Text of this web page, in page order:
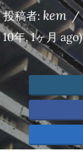
投稿者: kem /
10年, 1ヶ月 ago)